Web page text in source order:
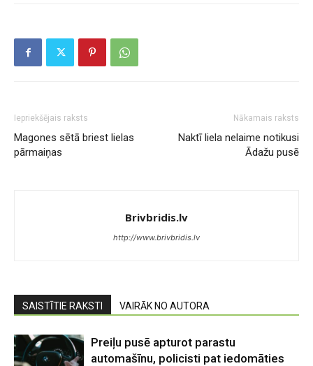
Iepriekšējais raksts
Magones sētā briest lielas
pārmaiņas
Nākamais raksts
Naktī liela nelaime notikusi
Ādažu pusē
Brivbridis.lv
http://www.brivbridis.lv
SAISTĪTIE RAKSTI VAIRĀK NO AUTORA
Preiļu pusē apturot parastu
automašīnu, policisti pat iedomāties